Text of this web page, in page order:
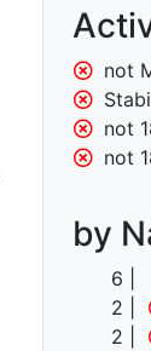
not
not
not
by
6
2
2